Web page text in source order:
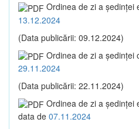
Ordinea de zi a şedinţei
13.12.2024
(Data publicării: 09.12.2024)
Ordinea de zi a şedinţei
29.11.2024
(Data publicării: 22.11.2024)
Ordinea de zi a şedinţei
data de 07.11.2024